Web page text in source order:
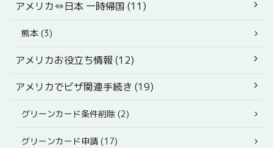
アメリカ⇔日本 一時帰国 (11)
熊本 (3)
アメリカお役立ち情報 (12)
アメリカでビザ関連手続き (19)
グリーンカード条件削除 (2)
グリーンカード申請 (17)